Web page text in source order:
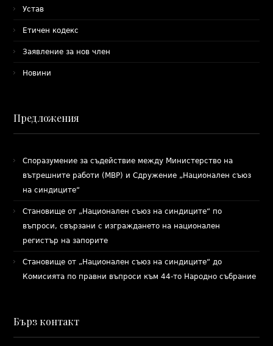
Устав
Етичен кодекс
Заявление за нов член
Новини
Предложения
Споразумение за съдействие между Министерство на
вътрешните работи (МВР) и Сдружение „Национален съюз
на синдиците“
Становище от „Национален съюз на синдиците“ по
въпроси, свързани с изграждането на национален
регистър на запорите
Становище от „Национален съюз на синдиците“ до
Комисията по правни въпроси към 44-то Народно събрание
Бърз контакт